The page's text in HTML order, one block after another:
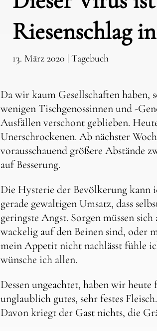
Riesenschlag
13. März 2020 |Tagebuch
Da wir kaum Gesellschaften haben,
wenigen Tischgenossinnen und -
Ausfällen verschont geblieben.
Unerschrockenen. Ab nächster
vorausschauend größere Abstände
auf Besserung.
Die Hysterie der Bevölkerung kann
gerade gewaltigen Umsatz, dass
geringste Angst. Sorgen müssen
wackelig auf den Beinen sind, oder
mein Appetit nicht nachlässt fühle
wünsche ich allen.
Dessen ungeachtet, haben wir
unglaublich gutes, sehr festes
Davon kriegt der Gast nichts, die